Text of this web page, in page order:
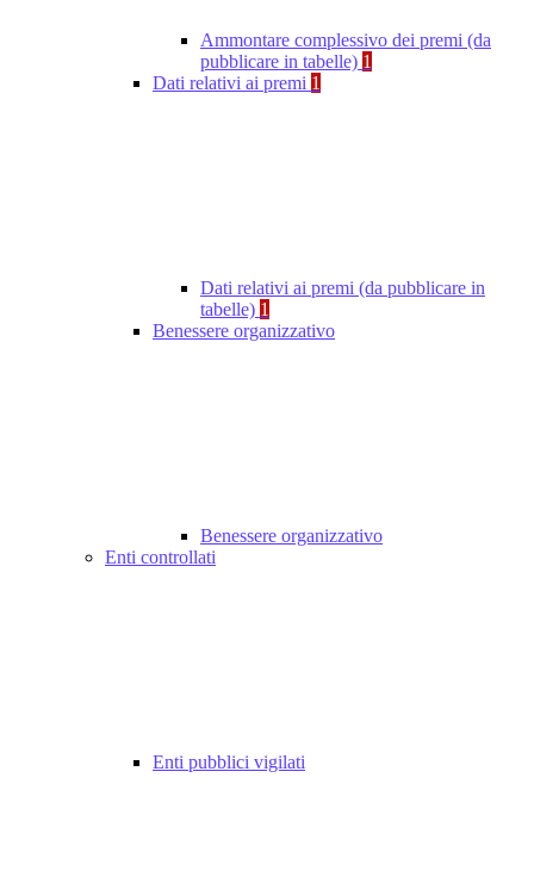
Ammontare complessivo dei premi (da
pubblicare in tabelle) 1
Dati relativi ai premi 1
Dati relativi ai premi (da pubblicare in
tabelle) 1
Benessere organizzativo
Benessere organizzativo
Enti controllati
Enti pubblici vigilati